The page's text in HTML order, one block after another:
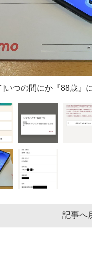
]いつの間にか『88歳』
記事へ